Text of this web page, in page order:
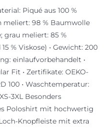
Piqué aus 100 %
meliert: 98 % Baumwolle
grau meliert: 85 %
% Viskose) • Gewicht: 200
einlaufvorbehandelt •
Fit • Zertifikate: OEKO-
100 • Waschtemperatur:
3XL Besonders
Poloshirt mit hochwertig
Knopfleiste mit extra